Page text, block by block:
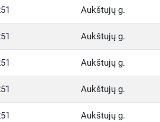
Aukštujų g.
Aukštujų g.
Aukštujų g.
Aukštujų g.
Aukštujų g.